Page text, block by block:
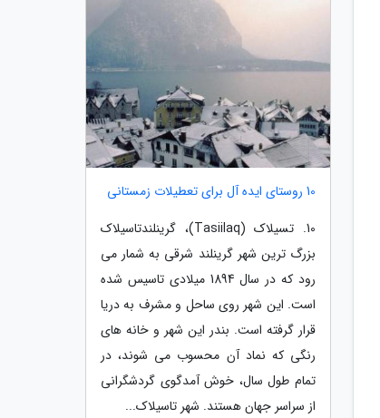
10 روستای ایده آل برای تعطیلات زمستانی
10. تسیلاک (Tasiilaq)، گرینلندتاسیلاک
بزرگ ترین شهر گرینلند شرقی به شمار می
رود که در سال 1894 میلادی تاسیس شده
است. این شهر روی ساحل و مشرف به دریا
قرار گرفته است. بندر این شهر و خانه های
رنگی که نماد آن محسوب می شوند، در
تمام طول سال، خوش آمدگوی گردشگرانی
از سراسر جهان هستند. شهر تاسیلاک...